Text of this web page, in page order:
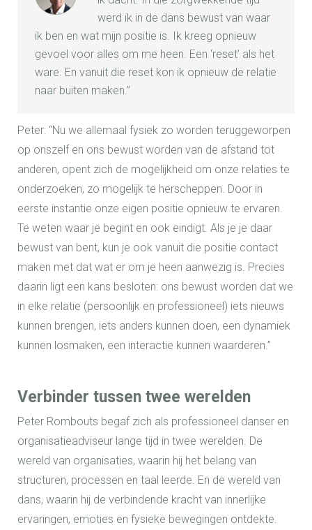
werd ik in de dans bewust van waar
ik ben en wat mijn positie is. Ik kreeg opnieuw
gevoel voor alles om me heen. Een ‘reset’ als het
ware. En vanuit die reset kon ik opnieuw de relatie
naar buiten maken.”
Peter: “Nu we allemaal fysiek zo worden teruggeworpen
op onszelf en ons bewust worden van de afstand tot
anderen, opent zich de mogelijkheid om onze relaties te
onderzoeken, zo mogelijk te herscheppen. Door in
eerste instantie onze eigen positie opnieuw te ervaren.
Te weten waar je begint en ook eindigt. Als je je daar
bewust van bent, kun je ook vanuit die positie contact
maken met dat wat er om je heen aanwezig is. Precies
daarin ligt een kans besloten: ons bewust worden dat we
in elke relatie (persoonlijk en professioneel) iets nieuws
kunnen brengen, iets anders kunnen doen, een dynamiek
kunnen losmaken, een interactie kunnen waarderen.”
Verbinder tussen twee werelden
Peter Rombouts begaf zich als professioneel danser en
organisatieadviseur lange tijd in twee werelden. De
wereld van organisaties, waarin hij het belang van
structuren, processen en taal leerde. En de wereld van
dans, waarin hij de verbindende kracht van innerlijke
ervaringen, emoties en fysieke bewegingen ontdekte.